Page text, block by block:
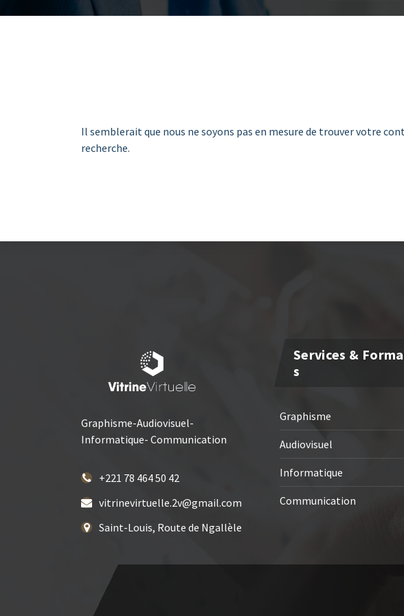
Il semblerait que nous ne soyons pas en mesure de trouver votre
recherche.
Graphisme-Audiovisuel-
Informatique- Communication
+221 78 464 50 42
vitrinevirtuelle.2v@gmail.com
Saint-Louis, Route de Ngallèle
Services &
S
Graphisme
Audiovisuel
Informatique
Communication